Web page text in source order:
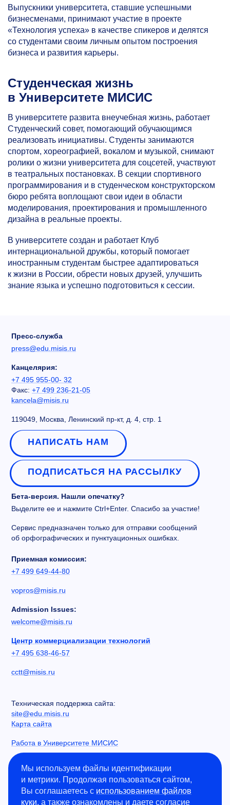
Выпускники университета, ставшие успешными
бизнесменами, принимают участие в проекте
«Технология успеха» в качестве спикеров и делятся
со студентами своим личным опытом построения
бизнеса и развития карьеры.
Студенческая жизнь
в Университете МИСИС
В университете развита внеучебная жизнь, работает
Студенческий совет, помогающий обучающимся
реализовать инициативы. Студенты занимаются
спортом, хореографией, вокалом и музыкой, снимают
ролики о жизни университета для соцсетей, участвуют
в театральных постановках. В секции спортивного
программирования и в студенческом конструкторском
бюро ребята воплощают свои идеи в области
моделирования, проектирования и промышленного
дизайна в реальные проекты.
В университете создан и работает Клуб
интернациональной дружбы, который помогает
иностранным студентам быстрее адаптироваться
к жизни в России, обрести новых друзей, улучшить
знание языка и успешно подготовиться к сессии.
Пресс-служба
press@edu.misis.ru
Канцелярия:
+7 495 955-00- 32
Факс: +7 499 236-21-05
kancela@misis.ru
119049, Москва, Ленинский пр-кт, д. 4, стр. 1
НАПИСАТЬ НАМ
ПОДПИСАТЬСЯ НА РАССЫЛКУ
Бета-версия. Нашли опечатку?
Выделите ее и нажмите Ctrl+Enter. Спасибо за участие!
Сервис предназначен только для отправки сообщений
об орфографических и пунктуационных ошибках.
Приемная комиссия:
+7 499 649-44-80
vopros@misis.ru
Admission Issues:
welcome@misis.ru
Центр коммерциализации технологий
+7 495 638-46-57
cctt@misis.ru
Техническая поддержка сайта:
site@edu.misis.ru
Карта сайта
Работа в Университете МИСИС
Сведения об образовательной организации
Информация о закупках
Противодействие коррупции
Политика конфиденциальности
Мы используем файлы идентификации
и метрики. Продолжая пользоваться сайтом,
Вы соглашаетесь с использованием файлов
куки, а также ознакомлены и даете согласие